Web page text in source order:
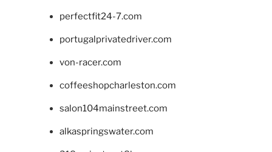
perfectfit24-7.com
portugalprivatedriver.com
von-racer.com
coffeeshopcharleston.com
salon104mainstreet.com
alkaspringswater.com